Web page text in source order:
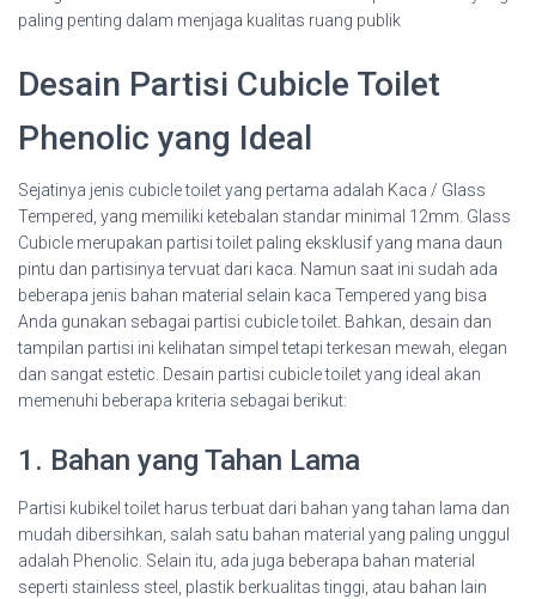
paling penting dalam menjaga kualitas ruang publik
Desain Partisi Cubicle Toilet
Phenolic yang Ideal
Sejatinya jenis cubicle toilet yang pertama adalah Kaca / Glass
Tempered, yang memiliki ketebalan standar minimal 12mm. Glass
Cubicle merupakan partisi toilet paling eksklusif yang mana daun
pintu dan partisinya tervuat dari kaca. Namun saat ini sudah ada
beberapa jenis bahan material selain kaca Tempered yang bisa
Anda gunakan sebagai partisi cubicle toilet. Bahkan, desain dan
tampilan partisi ini kelihatan simpel tetapi terkesan mewah, elegan
dan sangat estetic. Desain partisi cubicle toilet yang ideal akan
memenuhi beberapa kriteria sebagai berikut:
1. Bahan yang Tahan Lama
Partisi kubikel toilet harus terbuat dari bahan yang tahan lama dan
mudah dibersihkan, salah satu bahan material yang paling unggul
adalah Phenolic. Selain itu, ada juga beberapa bahan material
seperti stainless steel, plastik berkualitas tinggi, atau bahan lain